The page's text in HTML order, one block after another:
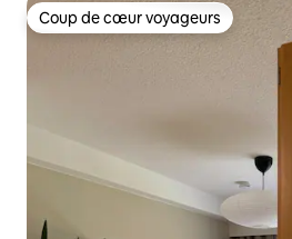
Coup de cœur voyageurs
Coup de cœur voyageurs